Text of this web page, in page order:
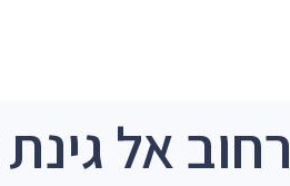
רחוב אל גינת